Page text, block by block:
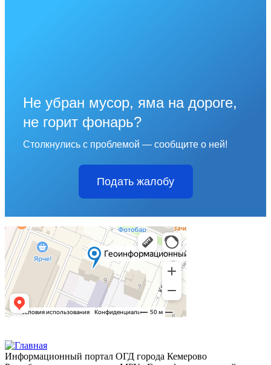
Не убран мусор, яма на дороге,
не горит фонарь?
Столкнулись с проблемой — сообщите о ней!
Подать жалобу
Информационный портал ОГД города Кемерово